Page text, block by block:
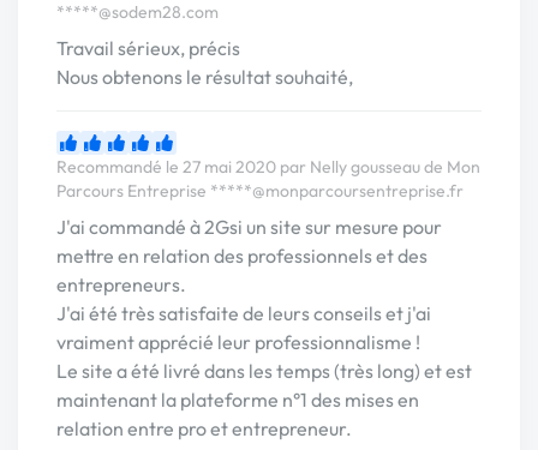
*****@sodem28.com
Travail sérieux, précis
Nous obtenons le résultat souhaité,
Recommandé le 27 mai 2020 par Nelly gousseau de Mon
Parcours Entreprise *****@monparcoursentreprise.fr
J'ai commandé à 2Gsi un site sur mesure pour
mettre en relation des professionnels et des
entrepreneurs.
J'ai été très satisfaite de leurs conseils et j'ai
vraiment apprécié leur professionnalisme !
Le site a été livré dans les temps (très long) et est
maintenant la plateforme n°1 des mises en
relation entre pro et entrepreneur.